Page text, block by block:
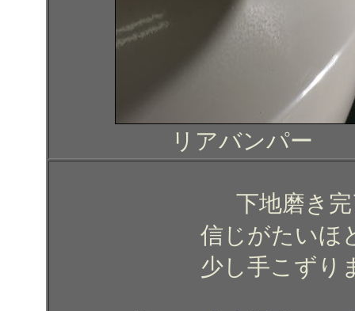
リアバンパー
下地磨き
信じがたいほ
少し手こずり